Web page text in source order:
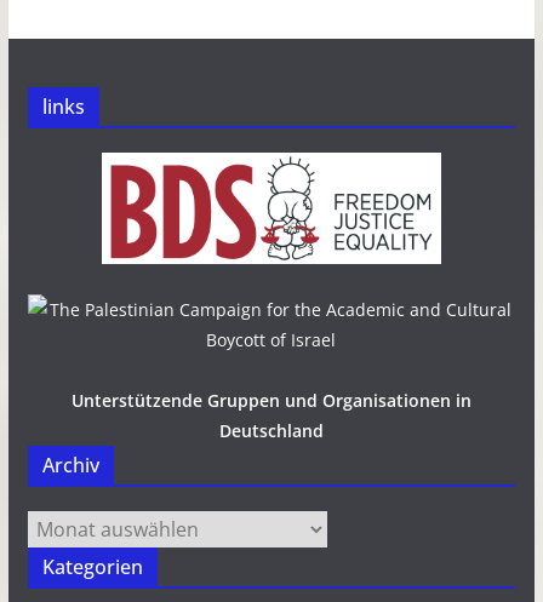
links
Unterstützende Gruppen und Organisationen in
Deutschland
Archiv
Archiv
Kategorien